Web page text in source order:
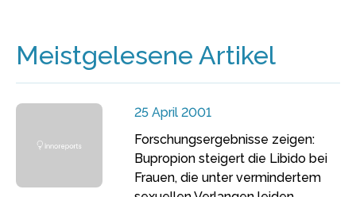
Meistgelesene Artikel
25 April 2001
Forschungsergebnisse zeigen:
Bupropion steigert die Libido bei
Frauen, die unter vermindertem